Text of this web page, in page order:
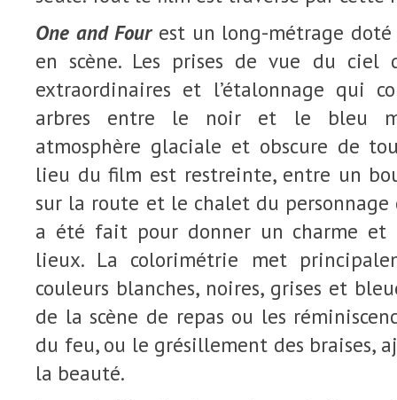
One and Fourest un long-métrage doté
en scène. Les prises de vue du ciel
extraordinaires et l’étalonnage qui
arbres entre le noir et le bleu
atmosphère glaciale et obscure de
lieu du film est restreinte, entre un
sur la route et le chalet du
a été fait pour donner un charme et
lieux. La colorimétrie met
couleurs blanches, noires, grises et
de la scène de repas ou les
du feu, ou le grésillement des braises,
la beauté.